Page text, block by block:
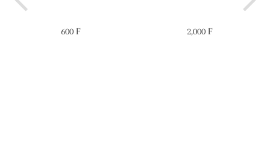
Prix
600 F600
Prix
2,000 F2,000